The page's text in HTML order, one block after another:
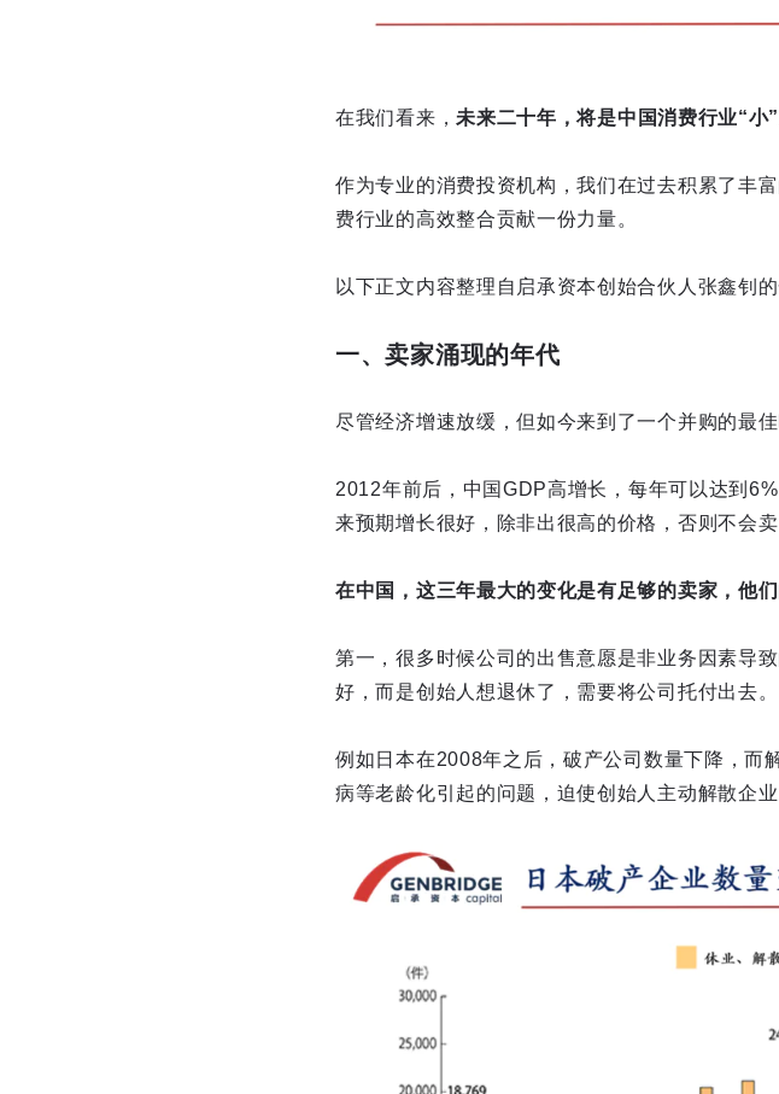
在我们看来，未来二十年，将是中国消费行业“小”
作为专业的消费投资机构，我们在过去积累了丰
费行业的高效整合贡献一份力量。
以下正文内容整理自启承资本创始合伙人张鑫钊的
一、卖家涌现的年代
尽管经济增速放缓，但如今来到了一个并购的最
2012年前后，中国GDP高增长，每年可以达到
来预期增长很好，除非出很高的价格，否则不会
在中国，这三年最大的变化是有足够的卖家，他们
第一，很多时候公司的出售意愿是非业务因素导
好，而是创始人想退休了，需要将公司托付出去。
例如日本在2008年之后，破产公司数量下降，而
病等老龄化引起的问题，迫使创始人主动解散企业